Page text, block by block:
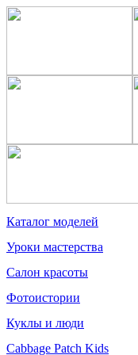
Каталог моделей
Уроки мастерства
Салон красоты
Фотоистории
Куклы и люди
Cabbage Patch Kids